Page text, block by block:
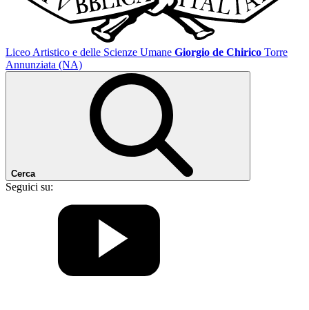
Liceo Artistico e delle Scienze Umane Giorgio de Chirico Torre
Annunziata (NA)
Cerca
Seguici su: